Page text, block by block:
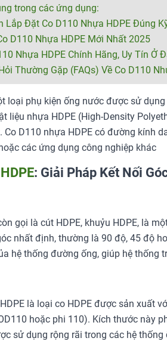
trong các ứng dụng:
Lắp Đặt Co D110 Nhựa HDPE Đúng
D110 Nhựa HDPE Mới Nhất 2025
Nhựa HDPE Chính Hãng, Uy Tín Ở
Thường Gặp (FAQs) Về Co D110
loại phụ kiện ống nước được sử
liệu nhựa HDPE (High-Density
Co D110 nhựa HDPE có đường kính
các ứng dụng công nghiệp khác
: Giải Pháp Kết Nối
gọi là cút HDPE, khuỷu HDPE, là
nhất định, thường là 90 độ, 45 độ
hệ thống đường ống, giúp hệ thống
là loại co HDPE được sản xuất
hoặc phi 110). Kích thước này
sử dụng rộng rãi trong các hệ